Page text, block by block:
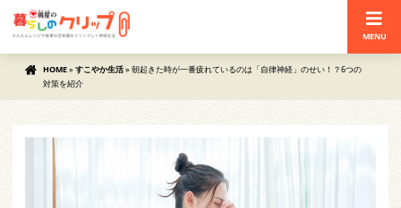
MENU
HOME» すこやか生活» 朝起きた時が一番疲れているのは「自律神経」のせい！？6つの
対策を紹介